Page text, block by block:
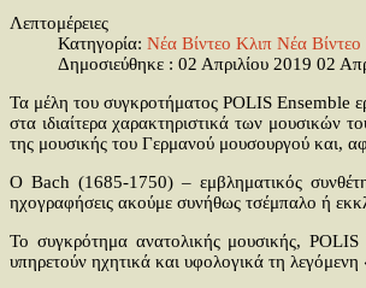
Λεπτομέρειες
Κατηγορία: Νέα Βίντεο Κλιπ Νέα Βίντεο
Δημοσιεύθηκε : 02 Απριλίου 2019 02
Τα μέλη του συγκροτήματος POLIS Ensemble
στα ιδιαίτερα χαρακτηριστικά των μουσικών
της μουσικής του Γερμανού μουσουργού και,
Ο Bach (1685-1750) – εμβληματικός
ηχογραφήσεις ακούμε συνήθως τσέμπαλο ή
Το συγκρότημα ανατολικής μουσικής,
υπηρετούν ηχητικά και υφολογικά τη